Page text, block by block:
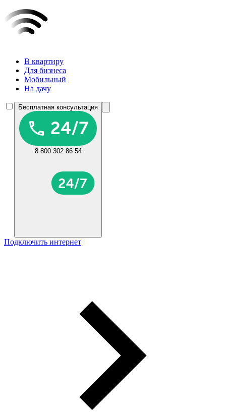
В квартиру
Для бизнеса
Мобильный
На дачу
Бесплатная консультация
8 800 302 86 54
Подключить интернет